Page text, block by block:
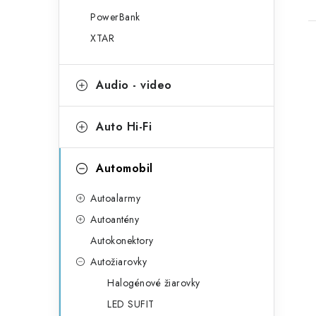
PowerBank
XTAR
Audio - video
Auto Hi-Fi
Automobil
Autoalarmy
Autoantény
Autokonektory
Autožiarovky
Halogénové žiarovky
LED SUFIT